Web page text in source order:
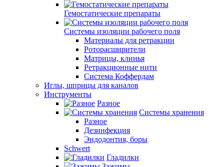
Гемостатические препараты
Системы изоляции рабочего поля
Материалы для ретракции
Роторасширители
Матрицы, клинья
Ретракционные нити
Система Коффердам
Иглы, шприцы для каналов
Инструменты
Разное
Системы хранения
Разное
Дезинфекция
Эндодонтия, боры
Schwert
Гладилки